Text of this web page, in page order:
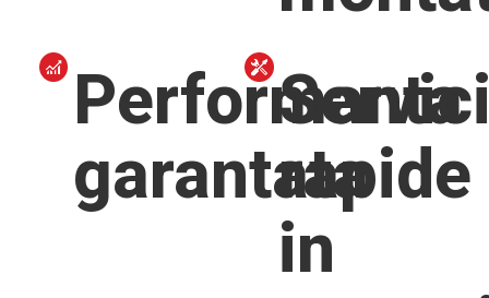
Performanta
garantatarapide
in